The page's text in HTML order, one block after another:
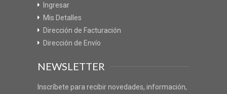
Ingresar
Mis Detalles
Dirección de Facturación
Dirección de Envío
NEWSLETTER
Inscríbete para recibir novedades, información,